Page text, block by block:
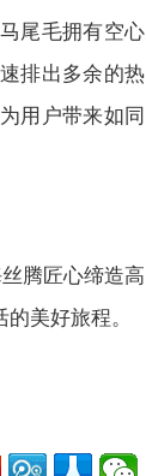
尾毛拥有空心
排出多余的热
用户带来如同
腾匠心缔造高
美好旅程。